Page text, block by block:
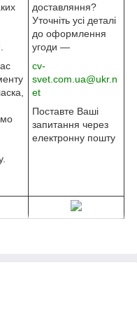
доставляння?
Уточніть усі деталі
до оформлення
угоди —
cv-
svet.com.ua@ukr.n
et
Поставте Ваші
запитання через
електронну пошту